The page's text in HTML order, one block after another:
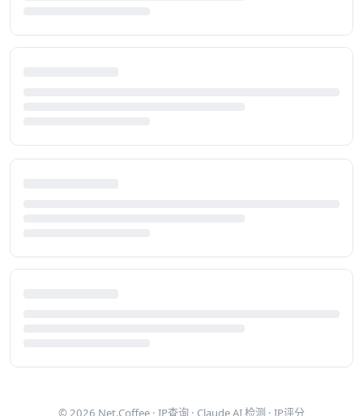
© 2026 Net.Coffee · IP查询 · Claude AI 检测 · IP评分